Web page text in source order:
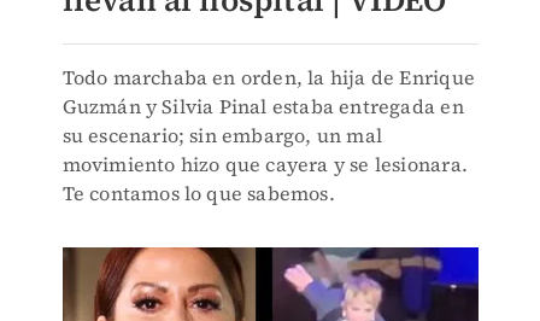
Todo marchaba en orden, la hija de Enrique
Guzmán y Silvia Pinal estaba entregada en
su escenario; sin embargo, un mal
movimiento hizo que cayera y se lesionara.
Te contamos lo que sabemos.